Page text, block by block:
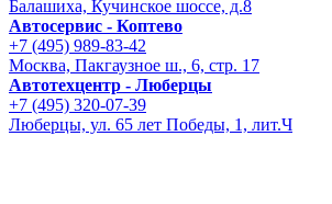
Балашиха, Кучинское шоссе, д.8
Автосервис - Коптево
+7 (495) 989-83-42
Москва, Пакгаузное ш., 6, стр. 17
Автотехцентр - Люберцы
+7 (495) 320-07-39
Люберцы, ул. 65 лет Победы, 1, лит.Ч